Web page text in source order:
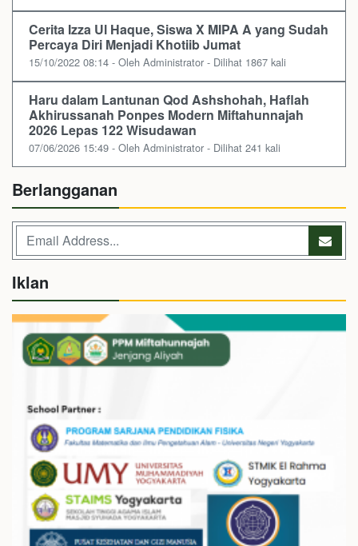
Cerita Izza Ul Haque, Siswa X MIPA A yang Sudah
Percaya Diri Menjadi Khotiib Jumat
15/10/2022 08:14 - Oleh Administrator - Dilihat 1867 kali
Haru dalam Lantunan Qod Ashshohah, Haflah
Akhirussanah Ponpes Modern Miftahunnajah
2026 Lepas 122 Wisudawan
07/06/2026 15:49 - Oleh Administrator - Dilihat 241 kali
Berlangganan
Iklan